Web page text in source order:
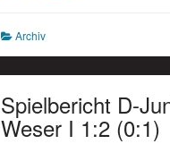
Scherfede/
II
2:1
(1:1)
Archiv
Spielbericht D-
Weser I 1:2 (0:1)